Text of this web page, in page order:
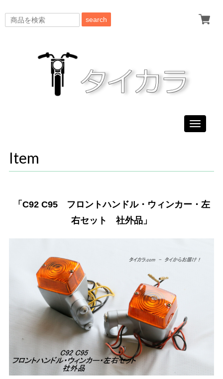
search
Toggle
Item
「C92 C95 フロントハンドル・ウィンカー・左
右セット 社外品」